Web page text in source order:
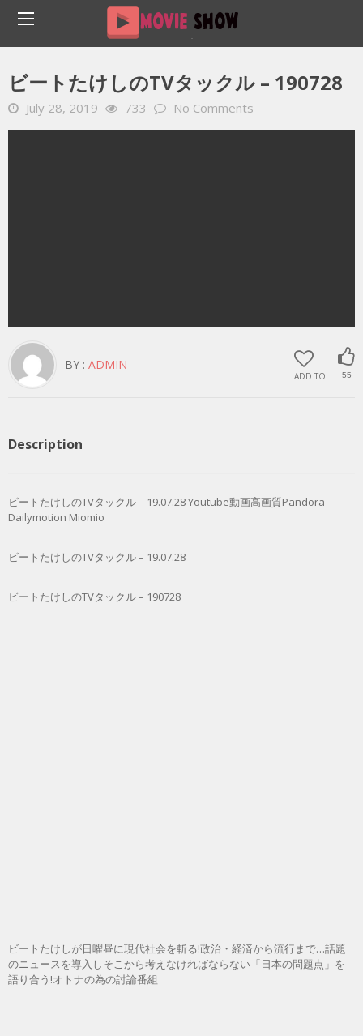
Home
YOUTUBE 動画 毎日
ビートたけしのTVタックル – 190728
ビートたけしのTVタックル – 190728
July 28, 2019 733 No Comments
ADD TO 55
BY : ADMIN
Description
ビートたけしのTVタックル – 19.07.28 Youtube動画高画質Pandora
Dailymotion Miomio
ビートたけしのTVタックル – 19.07.28
ビートたけしのTVタックル – 190728
ビートたけしが日曜昼に現代社会を斬る!政治・経済から流行まで…話題
のニュースを導入しそこから考えなければならない「日本の問題点」を
語り合う!オトナの為の討論番組